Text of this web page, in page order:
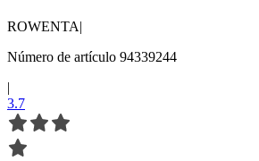
ROWENTA|
Número de artículo 94339244
|
3.7